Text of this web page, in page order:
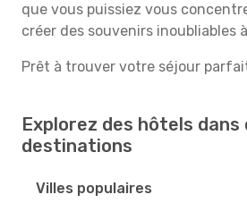
que vous puissiez vous
créer des souvenirs inoubliables
Prêt à trouver votre séjour
Explorez des hôtels
destinations
Villes populaires